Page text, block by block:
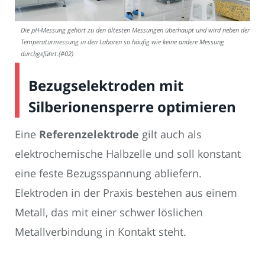
Die pH-Messung gehört zu den ältesten Messungen überhaupt und wird neben der
Temperaturmessung in den Laboren so häufig wie keine andere Messung
durchgeführt.(#02)
Bezugselektroden mit
Silberionensperre optimieren
Eine Referenzelektrode gilt auch als
elektrochemische Halbzelle und soll konstant
eine feste Bezugsspannung abliefern.
Elektroden in der Praxis bestehen aus einem
Metall, das mit einer schwer löslichen
Metallverbindung in Kontakt steht.